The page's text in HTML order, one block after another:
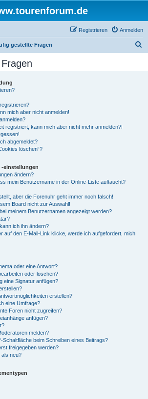
Anmelden
Registrieren
gestellte Fragen
mich aber nicht anmelden!
registriert, kann mich aber nicht mehr anmelden?!
abgemeldet?
löschen“?
-einstellungen
ändern?
mein Benutzername in der Online-Liste auftaucht?
aber die Forenuhr geht immer noch falsch!
Board nicht zur Auswahl!
meinem Benutzernamen angezeigt werden?
ich ihn ändern?
auf den E-Mail-Link klicke, werde ich aufgefordert, mich
oder eine Antwort?
oder löschen?
eine Signatur anfügen?
erstellen?
eine Umfrage?
Foren nicht zugreifen?
anfügen?
melden?
Schaltfläche beim Schreiben eines Beitrags?
freigegeben werden?
als neu?